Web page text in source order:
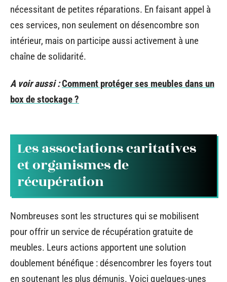
nécessitant de petites réparations. En faisant appel à
ces services, non seulement on désencombre son
intérieur, mais on participe aussi activement à une
chaîne de solidarité.
A voir aussi :Comment protéger ses meubles dans un
box de stockage ?
Les associations caritatives
et organismes de
récupération
Nombreuses sont les structures qui se mobilisent
pour offrir un service de récupération gratuite de
meubles. Leurs actions apportent une solution
doublement bénéfique : désencombrer les foyers tout
en soutenant les plus démunis. Voici quelques-unes